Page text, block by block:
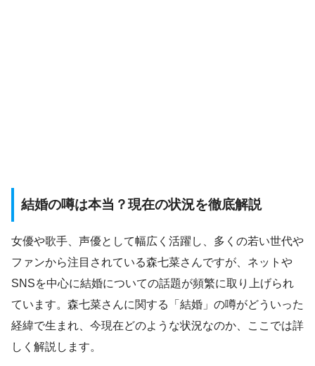
結婚の噂は本当？現在の状況を徹底解説
女優や歌手、声優として幅広く活躍し、多くの若い世代や
ファンから注目されている森七菜さんですが、ネットや
SNSを中心に結婚についての話題が頻繁に取り上げられ
ています。森七菜さんに関する「結婚」の噂がどういった
経緯で生まれ、今現在どのような状況なのか、ここでは詳
しく解説します。